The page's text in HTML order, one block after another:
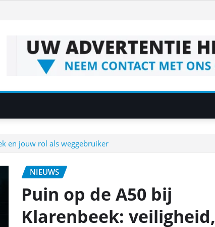
en jouw rol als weggebruiker
NIEUWS
Puin op de A50 bij
Klarenbeek: veiligheid,